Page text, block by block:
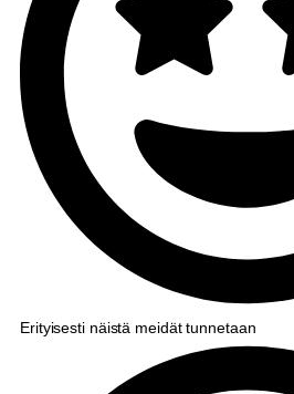
Erityisesti näistä meidät tunnetaan